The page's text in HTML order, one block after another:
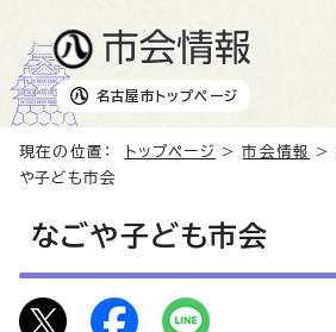
名古屋市 トップページ
現在の位置： トップページ >市会情報 >
や子ども市会
なごや子ども市会